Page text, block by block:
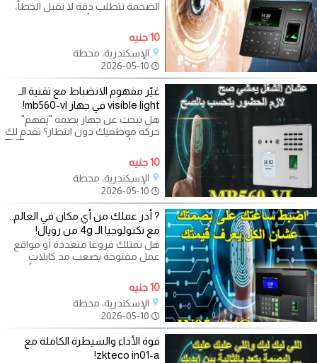
الضخمة تتطلب دقة لا تقبل الخطأ،
تقدم لكم رويال لأنظمة المراقبة الحل
10 جنيه
الإسكندرية، محطة
غيّر مفهوم الانضباط مع تقنية الـ
visible light في جهاز mb560-vl!
هل تبحث عن جهاز بصمة "يفهم"
حركة موظفيك دون انتظار؟ تقدم لك
رويال لأنظمة المراقبة جهاز ZKTeco
MB560-VL،
10 جنيه
الإسكندرية، محطة
? أدر عملك من أي مكان في العالم..
مع تكنولوجيا الـ 4g من رويال!
هل تمتلك فروعاً متعددة أو مواقع
عمل مفتوحة يصعب مد كابلات
الإنترنت إليها؟ تقدم لك رويال لأنظمة
10 جنيه
الإسكندرية، محطة
قوة الأداء والسيطرة الكاملة مع
zkteco in01-a!